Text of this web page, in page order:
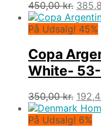
450,00kr. Den
pris
På Udsalg! 45%
Copa
White-
350,00kr. Den
pris
På Udsalg! 6%